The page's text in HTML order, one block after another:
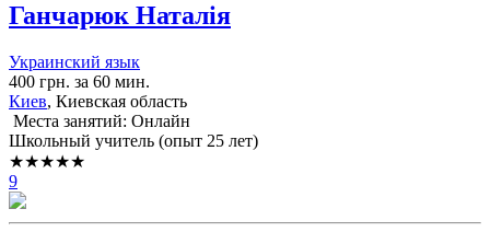
Ганчарюк Наталія
Украинский язык
400 грн. за 60 мин.
Киев, Киевская область
Места занятий: Онлайн
Школьный учитель (опыт 25 лет)
★★★★★
9